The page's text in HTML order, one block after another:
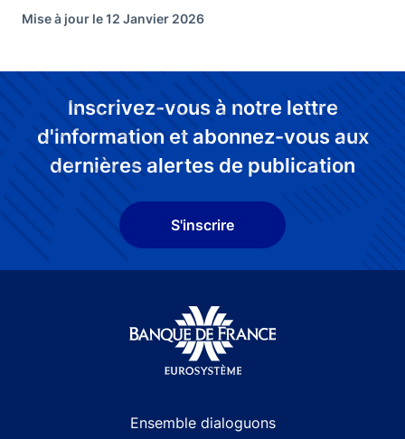
Mise à jour le 12 Janvier 2026
Inscrivez-vous à notre lettre
d'information et abonnez-vous aux
dernières alertes de publication
S'inscrire
Ensemble dialoguons